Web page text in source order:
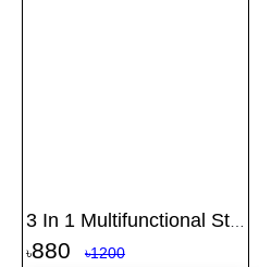
৳880 ৳1200